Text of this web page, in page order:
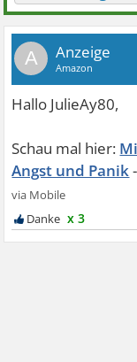
A
Angst und Panik
x 3